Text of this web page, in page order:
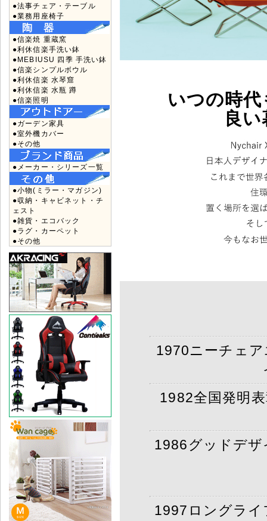
●法事チェア・テーブル
●業務用座椅子
●信楽焼 重蔵窯
●利休信楽手洗い鉢
●MEBIUSU 四季 手洗い鉢
●信楽シンプルボウル
●利休信楽 水琴窟
●利休信楽 水瓶 蹲
●信楽照明
●ガーデン家具
●室外機カバー
●その他
●メーカー・シリーズ一覧
●小物(ミラー・マガジン)
●収納・キャビネット・チ
ェスト
●雑貨・エコバック
●ラグ・カーペット
●その他
いつの時
良
1970ニーチェ
1982全国発明
1986グッドデザ
1997ロングライ